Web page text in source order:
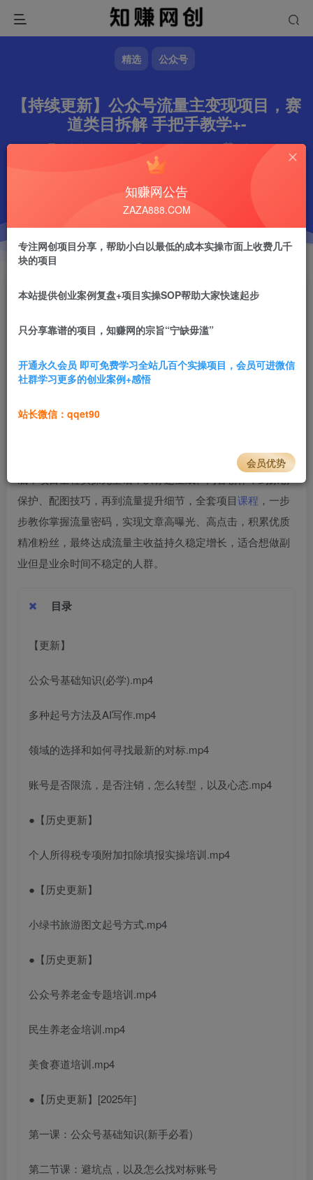
精选 公众号
【持续更新】公众号流量主变现项目，赛
道类目拆解 手把手教学+-
文章字数1316 阅读耗时5分钟
更新时间
作者镇山的虎
镇山的虎
前沿
公众号流量赛道，这个门槛是比较低的，而且易落地、无需
流，因为现在有了AI，所以说也不需要自己有什么文学功
底，项目全程实操无空话，从标题生成、内容创作，到原创
保护、配图技巧，再到流量提升细节，全套项目课程 ，一步
步教你掌握流量密码，实现文章高曝光、高点击，积累优质
精准粉丝，最终达成流量主收益持久稳定增长，适合想做副
业但是业余时间不稳定的人群。
目录
【更新】
公众号基础知识(必学).mp4
多种起号方法及AI写作.mp4
领域的选择和如何寻找最新的对标.mp4
账号是否限流，是否注销，怎么转型，以及心态.mp4
●【历史更新】
个人所得税专项附加扣除填报实操培训.mp4
●【历史更新】
小绿书旅游图文起号方式.mp4
●【历史更新】
公众号养老金专题培训.mp4
民生养老金培训.mp4
美食赛道培训.mp4
●【历史更新】[2025年]
第一课：公众号基础知识(新手必看)
第二节课：避坑点，以及怎么找对标账号
知赚网公告
ZAZA888.COM
专注网创项目分享，帮助小白以最低的成本实操市面上收费几千
块的项目
本站提供创业案例复盘+项目实操SOP帮助大家快速起步
只分享靠谱的项目，知赚网的宗旨“宁缺毋滥”
开通永久会员 即可免费学习全站几百个实操项目，会员可进微信
社群学习更多的创业案例+感悟
站长微信：qqet90
会员优势